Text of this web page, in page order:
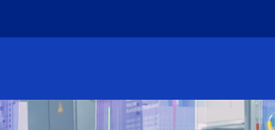
inhoud